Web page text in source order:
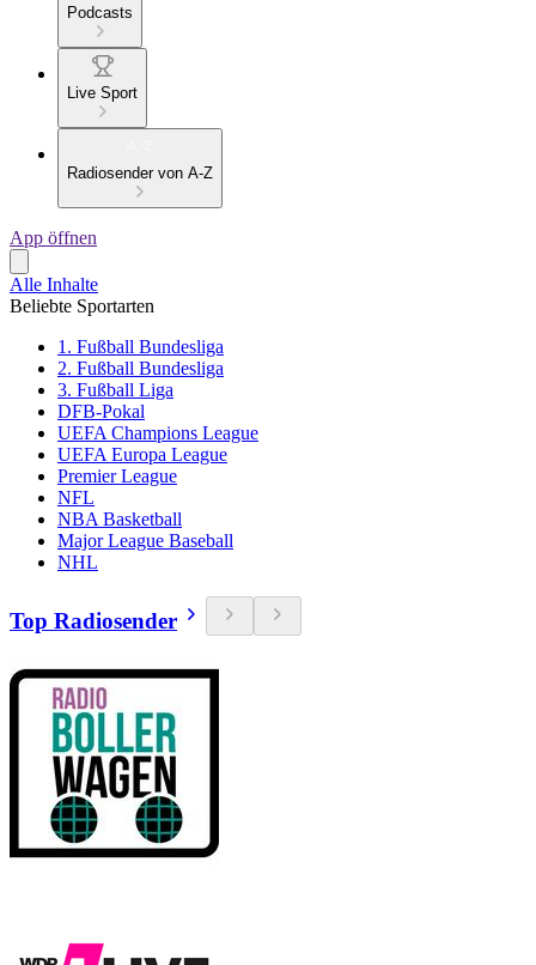
Podcasts
Live Sport
Radiosender von A-Z
App öffnen
Alle Inhalte
Beliebte Sportarten
1. Fußball Bundesliga
2. Fußball Bundesliga
3. Fußball Liga
DFB-Pokal
UEFA Champions League
UEFA Europa League
Premier League
NFL
NBA Basketball
Major League Baseball
NHL
Top Radiosender